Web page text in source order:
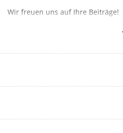
Wir freuen uns auf Ihre Beiträge!